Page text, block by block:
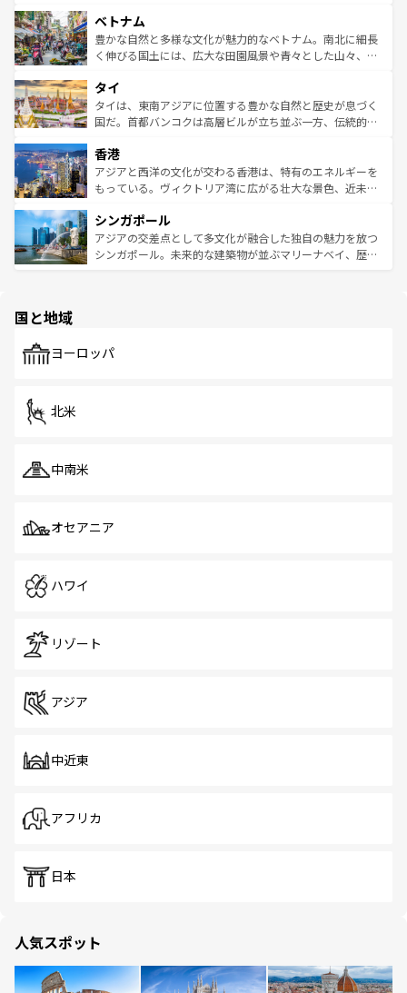
参照してほしい。
容にもいいと評判のスイーツなど、バラエティ豊かな料理
が味わえる。 なお、新着の台湾情報は コンテンツ一覧を参
照してほしい。
き、地方に足を延ばせば四季折々の自然美を楽しむことが
できる。そして、キムチや焼肉、絶品のストリートフード
まで、さまざまな韓国料理が待っている。夜には、韓国な
リティに包まれながら、韓国の多彩な魅力を心ゆくまで味
わってみてほしい。 なお、新着の韓国情報はコンテンツ一
覧を参照してほしい。
ベトナム
豊かな自然と多様な文化が魅力的なベトナム。南北に細長
く伸びる国土には、広大な田園風景や青々とした山々、世
急速な発展と共に伝統が息づく。ハノイの古い町並みやホ
ーチミン市のフランス統治時代の建物も、独特の雰囲気を
醸し出している。また、バラエティの豊かさとおいしさで
とつ。フォーやバインミー、ベトナムコーヒーなどは、ぜ
ひ現地で味わいたい。どの地域を訪れてもあたたかい人々
が旅行者を迎えてくれるので、きっと忘れられない旅にな
参照してほしい。
タイ
タイは、東南アジアに位置する豊かな自然と歴史が息づく
国だ。首都バンコクは高層ビルが立ち並ぶ一方、伝統的な
の活気が交差している。北部ではチェンマイなどの山岳地
帯で自然と触れ合い、南部ではプーケットやクラビの美し
いビーチでリゾート気分を楽しむことができる。タイ料理
激する。気候は一年中温暖で、どの季節にも異なる楽しみ
が待っている。親しみやすいタイの人々、仏教を中心とし
た文化、そして多様な観光資源が、訪れる旅人を魅了し続
香港
アジアと西洋の文化が交わる香港は、特有のエネルギーを
もっている。ヴィクトリア湾に広がる壮大な景色、近未来
み、どこを訪れても感動するはず。観光スポットが密集し
ており、効率よく見どころを回れるのも魅力。息をのむよ
うな絶景から文化的な体験まで、香港を存分に楽しみ尽く
シンガポール
アジアの交差点として多文化が融合した独自の魅力を放つ
シンガポール。未来的な建築物が並ぶマリーナベイ、歴史
で、ホーカーズは地元の風情を楽しめる外せないスポット
国と地域
ヨーロッパ
北米
中南米
オセアニア
ハワイ
リゾート
アジア
中近東
アフリカ
日本
人気スポット